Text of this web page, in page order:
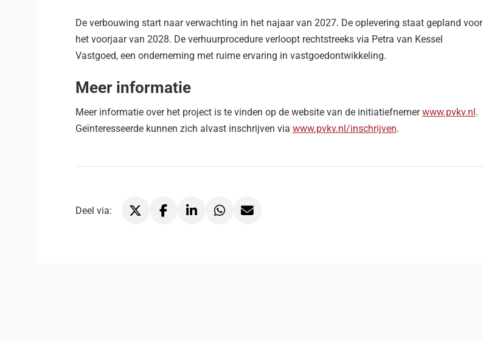
De verbouwing start naar verwachting in het najaar van 2027. De oplevering staat gepland voor
het voorjaar van 2028. De verhuurprocedure verloopt rechtstreeks via Petra van Kessel
Vastgoed, een onderneming met ruime ervaring in vastgoedontwikkeling.
Meer informatie
Meer informatie over het project is te vinden op de website van de initiatiefnemerwww.pvkv.nl .
Geïnteresseerde kunnen zich alvast inschrijven via www.pvkv.nl/inschrijven.
Deel via: